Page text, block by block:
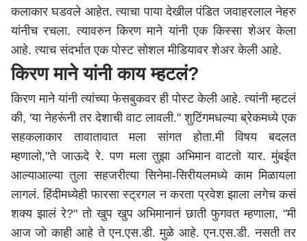
कलाकार घडवले आहेत. त्याचा पाया देखील पंडित जवाहरलाल नेहरु
यांनीच रचला. त्यावरुन किरण माने यांनी एक किस्सा शेअर केला
आहे. त्याच संदर्भात एक पोस्ट सोशल मीडियावर शेअर केली आहे.
किरण माने यांनी काय म्हटलं?
किरण माने यांनी त्यांच्या फेसबुकवर ही पोस्ट केली आहे. त्यांनी म्हटलं
की, 'या नेहरूंनी तर देशाची वाट लावली." शुटिंगमधल्या ब्रेकमध्ये एक
सहकलाकार तावातावात मला सांगत होता.मी विषय बदलत
म्हणालो,"ते जाऊदे रे. पण मला तुझा अभिमान वाटतो यार.मुंबईत
आल्याआल्या तुला सहजरीत्या सिनेमा-सिरीयलमध्ये काम मिळायला
लागलं. हिंदीमध्येही फारसा स्ट्रगल न करता प्रवेश झाला लगेच कसं
शक्य झालं रे?" तो खुप खुप अभिमानानं छाती फुगवत म्हणाला, "मी
आज जो काही आहे ते एन.एस.डी. मुळे आहे. एन.एस.डी. नसती तर